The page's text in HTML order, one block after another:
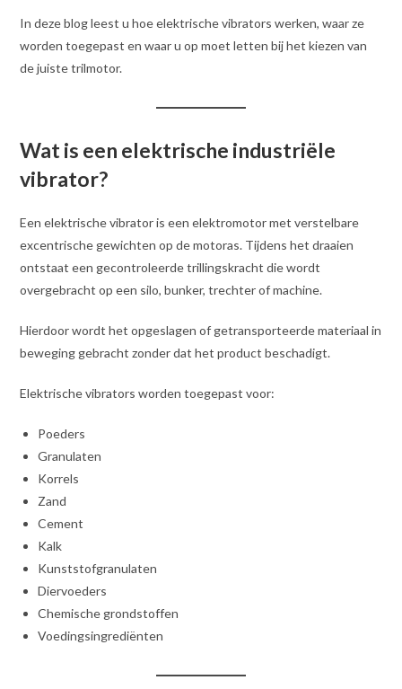
In deze blog leest u hoe elektrische vibrators werken, waar ze
worden toegepast en waar u op moet letten bij het kiezen van
de juiste trilmotor.
Wat is een elektrische industriële
vibrator?
Een elektrische vibrator is een elektromotor met verstelbare
excentrische gewichten op de motoras. Tijdens het draaien
ontstaat een gecontroleerde trillingskracht die wordt
overgebracht op een silo, bunker, trechter of machine.
Hierdoor wordt het opgeslagen of getransporteerde materiaal in
beweging gebracht zonder dat het product beschadigt.
Elektrische vibrators worden toegepast voor:
Poeders
Granulaten
Korrels
Zand
Cement
Kalk
Kunststofgranulaten
Diervoeders
Chemische grondstoffen
Voedingsingrediënten